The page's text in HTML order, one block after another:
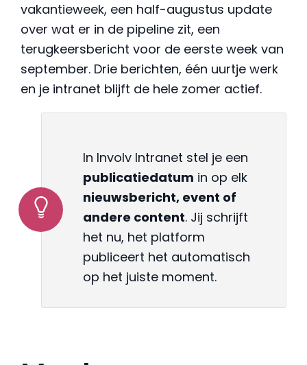
vakantieweek, een half-augustus update
over wat er in de pipeline zit, een
terugkeersbericht voor de eerste week van
september. Drie berichten, één uurtje werk
en je intranet blijft de hele zomer actief.
In Involv Intranet stel je een
publicatiedatum in op elk
nieuwsbericht, event of
andere content. Jij schrijft
het nu, het platform
publiceert het automatisch
op het juiste moment.